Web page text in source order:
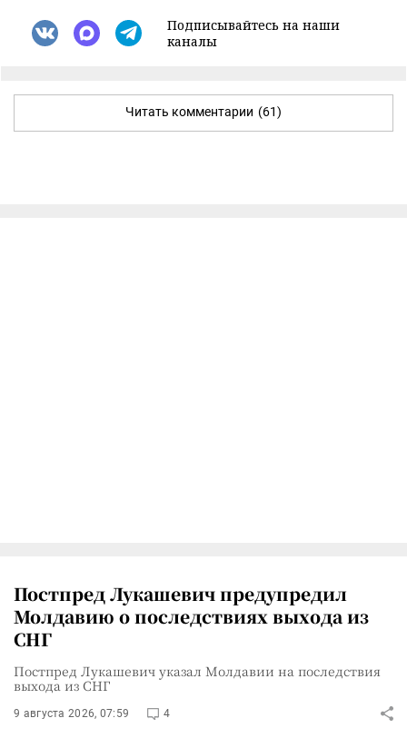
Подписывайтесь на наши
каналы
Читать комментарии (61)
Постпред Лукашевич предупредил
Молдавию о последствиях выхода из
СНГ
Постпред Лукашевич указал Молдавии на последствия
выхода из СНГ
9 августа 2026, 07:59 4